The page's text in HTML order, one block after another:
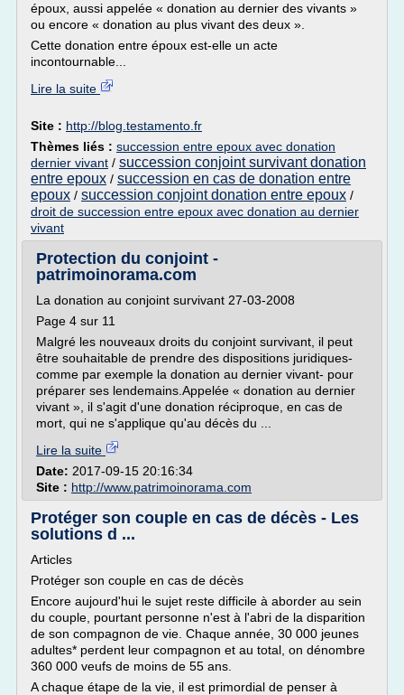
époux, aussi appelée « donation au dernier des vivants »
ou encore « donation au plus vivant des deux ».
Cette donation entre époux est-elle un acte
incontournable...
Lire la suite
Site : http://blog.testamento.fr
Thèmes liés : succession entre epoux avec donation
dernier vivant / succession conjoint survivant donation
entre epoux / succession en cas de donation entre
epoux / succession conjoint donation entre epoux /
droit de succession entre epoux avec donation au dernier
vivant
Protection du conjoint -
patrimoinorama.com
La donation au conjoint survivant 27-03-2008
Page 4 sur 11
Malgré les nouveaux droits du conjoint survivant, il peut
être souhaitable de prendre des dispositions juridiques-
comme par exemple la donation au dernier vivant- pour
préparer ses lendemains.Appelée « donation au dernier
vivant », il s'agit d'une donation réciproque, en cas de
mort, qui ne s'applique qu'au décès du ...
Lire la suite
Date: 2017-09-15 20:16:34
Site : http://www.patrimoinorama.com
Protéger son couple en cas de décès - Les
solutions d ...
Articles
Protéger son couple en cas de décès
Encore aujourd'hui le sujet reste difficile à aborder au sein
du couple, pourtant personne n'est à l'abri de la disparition
de son compagnon de vie. Chaque année, 30 000 jeunes
adultes* perdent leur compagnon et au total, on dénombre
360 000 veufs de moins de 55 ans.
A chaque étape de la vie, il est primordial de penser à